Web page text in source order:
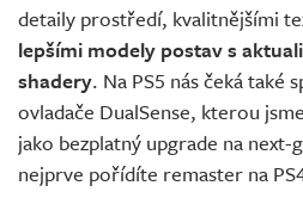
detaily prostředí, kvalitnějšími
lepšími modely postav s
shadery. Na PS5 nás čeká také
ovladače DualSense, kterou jsme
jako bezplatný upgrade na next-
nejprve pořídíte remaster na